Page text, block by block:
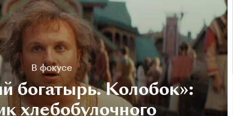
В фокусе
богатырь. Колобок»:
хлебобулочного